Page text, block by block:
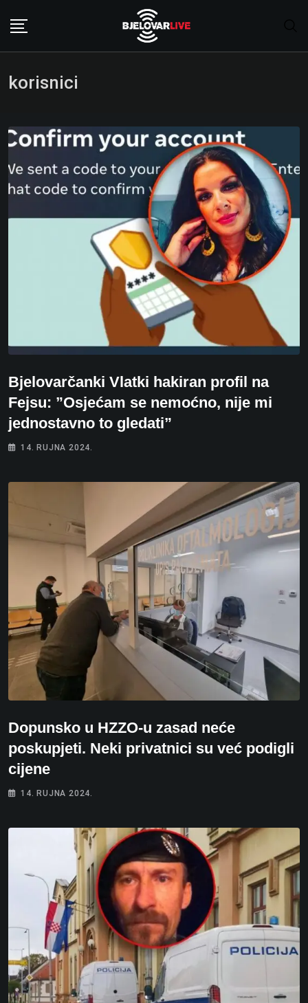
korisnici
Bjelovarčanki Vlatki hakiran profil na
Fejsu: ”Osjećam se nemoćno, nije mi
jednostavno to gledati”
14. RUJNA 2024.
Dopunsko u HZZO-u zasad neće
poskupjeti. Neki privatnici su već podigli
cijene
14. RUJNA 2024.